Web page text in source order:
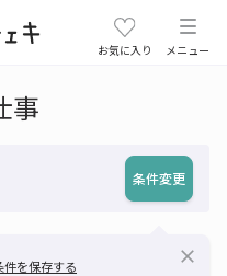
お気に入り メニュー
事
条件変更
件を保存する close